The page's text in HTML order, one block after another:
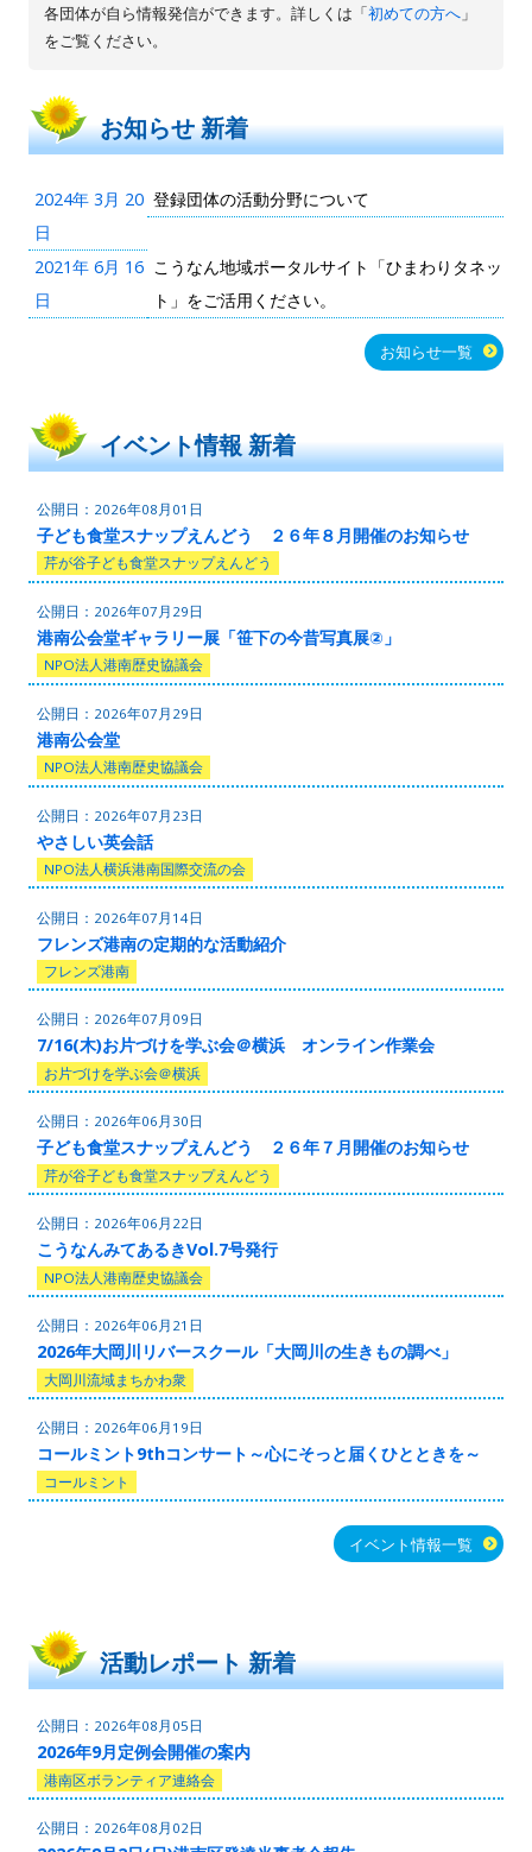
各団体が自ら情報発信ができます。詳しくは「初めての方へ」
をご覧ください。
お知らせ 新着
2024年 3月 20
日
登録団体の活動分野について
2021年 6月 16
日
こうなん地域ポータルサイト「ひまわりタネッ
ト」をご活用ください。
お知らせ一覧
イベント情報 新着
2026年08月01日
子ども食堂スナップえんどう ２６年８月開催のお知らせ
芹が谷子ども食堂スナップえんどう
2026年07月29日
港南公会堂ギャラリー展「笹下の今昔写真展②」
NPO法人港南歴史協議会
2026年07月29日
港南公会堂
NPO法人港南歴史協議会
2026年07月23日
やさしい英会話
NPO法人横浜港南国際交流の会
2026年07月14日
フレンズ港南の定期的な活動紹介
フレンズ港南
2026年07月09日
7/16(木)お片づけを学ぶ会＠横浜 オンライン作業会
お片づけを学ぶ会＠横浜
2026年06月30日
子ども食堂スナップえんどう ２６年７月開催のお知らせ
芹が谷子ども食堂スナップえんどう
2026年06月22日
こうなんみてあるきVol.7号発行
NPO法人港南歴史協議会
2026年06月21日
2026年大岡川リバースクール「大岡川の生きもの調べ」
大岡川流域まちかわ衆
2026年06月19日
コールミント9thコンサート～心にそっと届くひとときを～
コールミント
イベント情報一覧
活動レポート 新着
2026年08月05日
2026年9月定例会開催の案内
港南区ボランティア連絡会
2026年08月02日